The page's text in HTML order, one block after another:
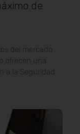
de
del mercado
ofrecen una
a la Seguridad